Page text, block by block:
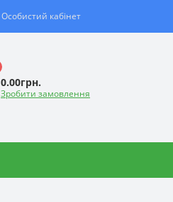
Особистий кабінет
0.00грн.
Зробити замовлення